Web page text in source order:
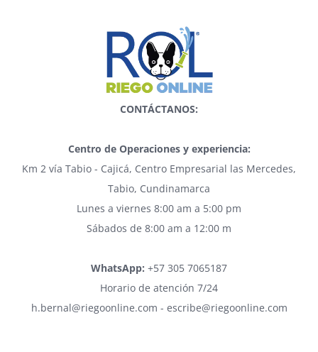
CONTÁCTANOS:
Centro de Operaciones y experiencia:
Km 2 vía Tabio - Cajicá, Centro Empresarial las Mercedes,
Tabio, Cundinamarca
Lunes a viernes 8:00 am a 5:00 pm
Sábados de 8:00 am a 12:00 m
WhatsApp: +57 305 7065187
Horario de atención 7/24
h.bernal@riegoonline.com - escribe@riegoonline.com